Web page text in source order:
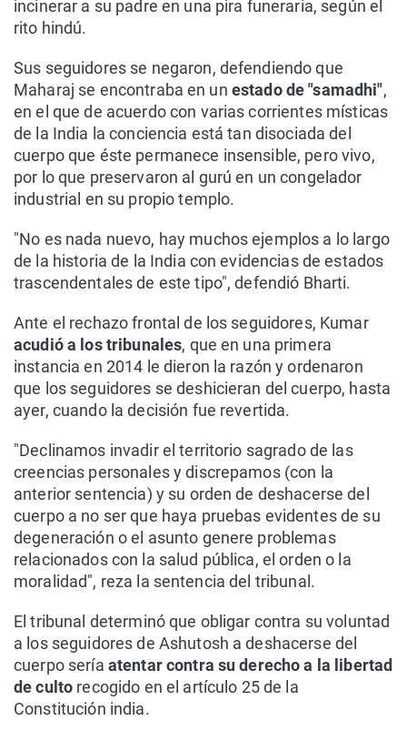
incinerar a su padre en una pira funeraria, según el
rito hindú.
Sus seguidores se negaron, defendiendo que
Maharaj se encontraba en un estado de "samadhi",
en el que de acuerdo con varias corrientes místicas
de la India la conciencia está tan disociada del
cuerpo que éste permanece insensible, pero vivo,
por lo que preservaron al gurú en un congelador
industrial en su propio templo.
"No es nada nuevo, hay muchos ejemplos a lo largo
de la historia de la India con evidencias de estados
trascendentales de este tipo", defendió Bharti.
Ante el rechazo frontal de los seguidores, Kumar
acudió a los tribunales, que en una primera
instancia en 2014 le dieron la razón y ordenaron
que los seguidores se deshicieran del cuerpo, hasta
ayer, cuando la decisión fue revertida.
"Declinamos invadir el territorio sagrado de las
creencias personales y discrepamos (con la
anterior sentencia) y su orden de deshacerse del
cuerpo a no ser que haya pruebas evidentes de su
degeneración o el asunto genere problemas
relacionados con la salud pública, el orden o la
moralidad", reza la sentencia del tribunal.
El tribunal determinó que obligar contra su voluntad
a los seguidores de Ashutosh a deshacerse del
cuerpo sería atentar contra su derecho a la libertad
de culto recogido en el artículo 25 de la
Constitución india.